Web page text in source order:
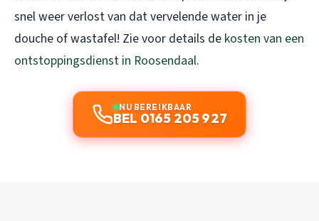
snel weer verlost van dat vervelende water in je
douche of wastafel! Zie voor details de kosten van een
ontstoppingsdienst in Roosendaal.
NU BEREIKBAAR
BEL 0165 205 927